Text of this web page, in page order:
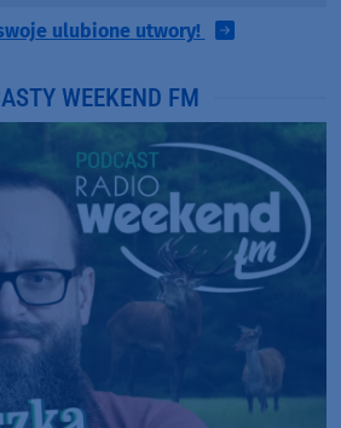
ulubione utwory!
WEEKEND FM